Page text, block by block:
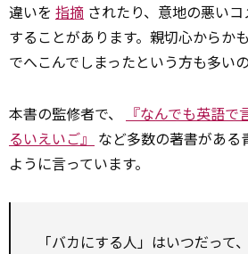
違いを 指摘 されたり、意地の悪い
することがあります。親切心からか
でへこんでしまったという方も多い
本書の監修者で、 『なんでも英語で
るいえいご』 など多数の著書がある
ように言っています。
「バカにする人」はいつだって